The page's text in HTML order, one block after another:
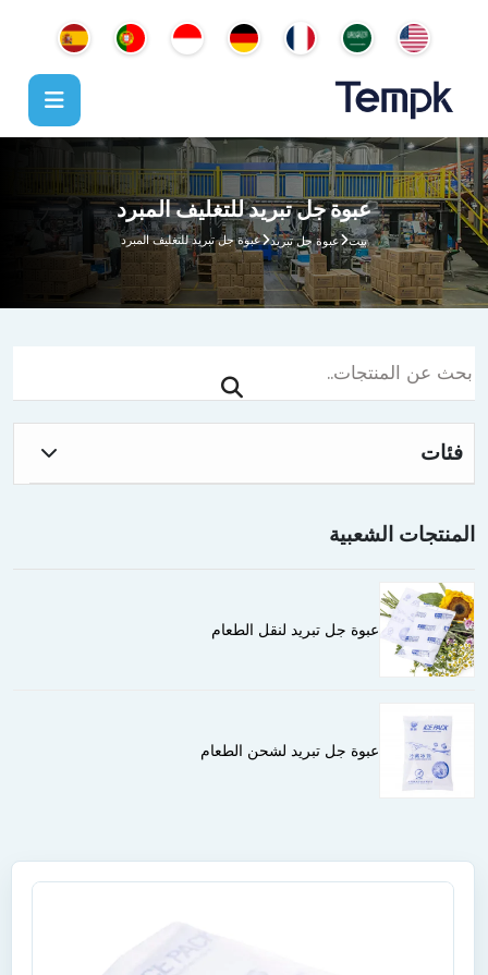
عبوة جل تبريد للتغليف المبرد
بيت عبوة جل تبريد عبوة جل تبريد للتغليف المبرد
فئات
المنتجات الشعبية
عبوة جل تبريد لنقل الطعام
عبوة جل تبريد لشحن الطعام